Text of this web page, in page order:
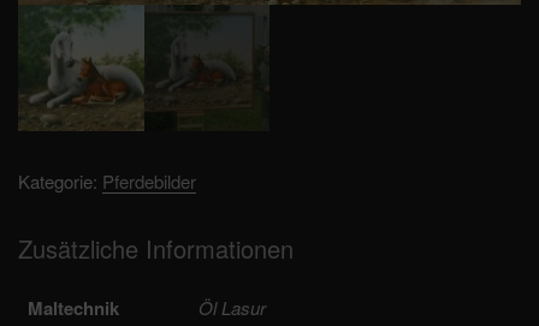
Kategorie: Pferdebilder
Zusätzliche Informationen
Maltechnik Öl Lasur